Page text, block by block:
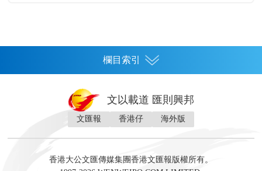
欄目索引
灣區人
財經 地產 投資 財評 數字經濟
文以載道 匯則興邦
文匯報 香港仔 海外版
香港大公文匯傳媒集團香港文匯報版權所有。